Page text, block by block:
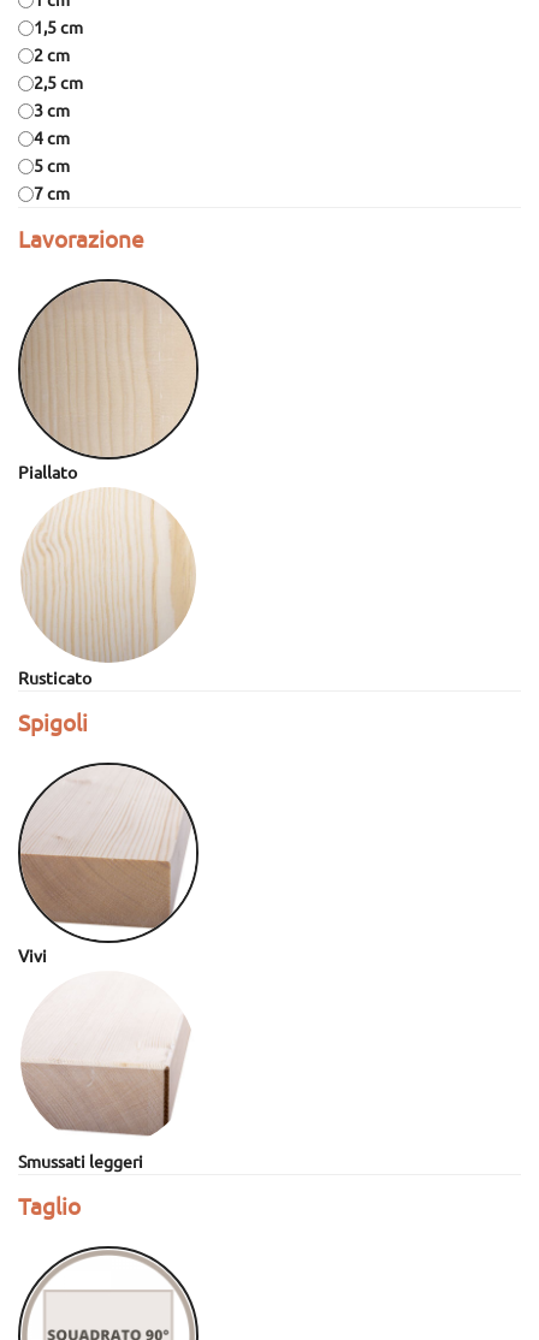
1,5 cm
2 cm
2,5 cm
3 cm
4 cm
5 cm
7 cm
Lavorazione
Piallato
Rusticato
Spigoli
Vivi
Smussati leggeri
Taglio